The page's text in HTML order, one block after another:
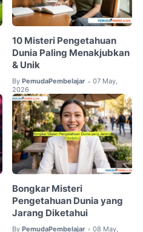
10 Misteri Pengetahuan
Dunia Paling Menakjubkan
& Unik
By PemudaPembelajar • 07 May,
2026
Bongkar Misteri
Pengetahuan Dunia yang
Jarang Diketahui
By PemudaPembelajar • 08 May,